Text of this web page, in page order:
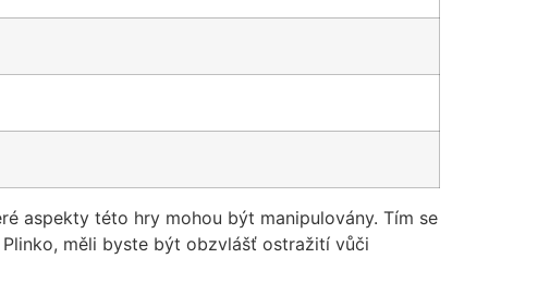
aspekty této hry mohou být manipulovány. Tím se
měli byste být obzvlášť ostražití vůči